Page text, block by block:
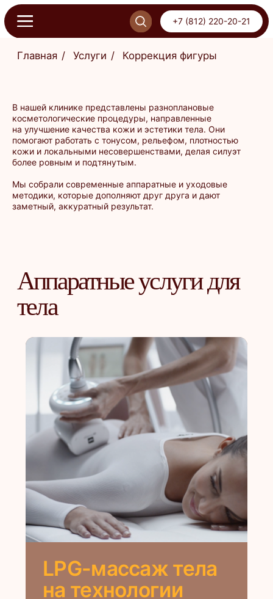
+7 (812) 220-20-21
+7 (812) 220-20-21
Главная / Услуги / Коррекция фигуры
В нашей клинике представлены разноплановые
косметологические процедуры, направленные
на улучшение качества кожи и эстетики тела. Они
помогают работать с тонусом, рельефом, плотностью
кожи и локальными несовершенствами, делая силуэт
более ровным и подтянутым.
Мы собрали современные аппаратные и уходовые
методики, которые дополняют друг друга и дают
заметный, аккуратный результат.
Аппаратные услуги для
LPG-массаж тела
на технологии
ALLIANCE
(Франция)
выполняемый аппаратно-
роликовым методом.
ОТ 4 800
₽